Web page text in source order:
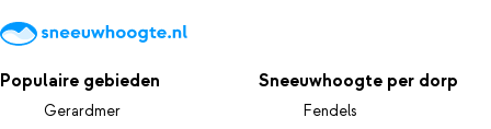
Populaire gebieden
Gerardmer
Sneeuwhoogte per dorp
Fendels